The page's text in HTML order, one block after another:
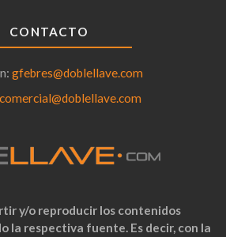
CONTACTO
gfebres@doblellave.com
comercial@doblellave.com
y/o reproducir los contenidos
la respectiva fuente. Es decir, con la